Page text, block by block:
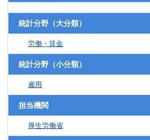
統計分野（大分類）
労働・賃金
統計分野（小分類）
雇用
担当機関
厚生労働省